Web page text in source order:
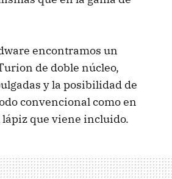
encontramos un
de doble núcleo,
y la posibilidad de
convencional como en
que viene incluido.